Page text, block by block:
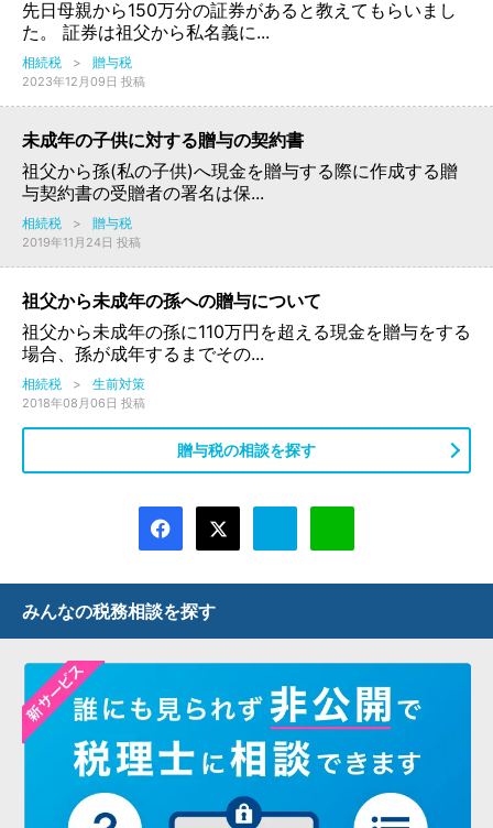
先日母親から150万分の証券があると教えてもらいまし
た。 証券は祖父から私名義に...
相続税 > 贈与税
2023年12月09日 投稿
未成年の子供に対する贈与の契約書
祖父から孫(私の子供)へ現金を贈与する際に作成する贈
与契約書の受贈者の署名は保...
相続税 > 贈与税
2019年11月24日 投稿
祖父から未成年の孫への贈与について
祖父から未成年の孫に110万円を超える現金を贈与をする
場合、孫が成年するまでその...
相続税 > 生前対策
2018年08月06日 投稿
贈与税の相談を探す
みんなの税務相談を探す